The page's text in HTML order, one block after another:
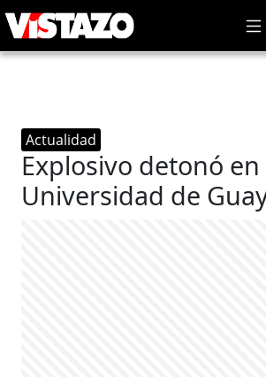
Actualidad
Explosivo detonó en
Universidad de